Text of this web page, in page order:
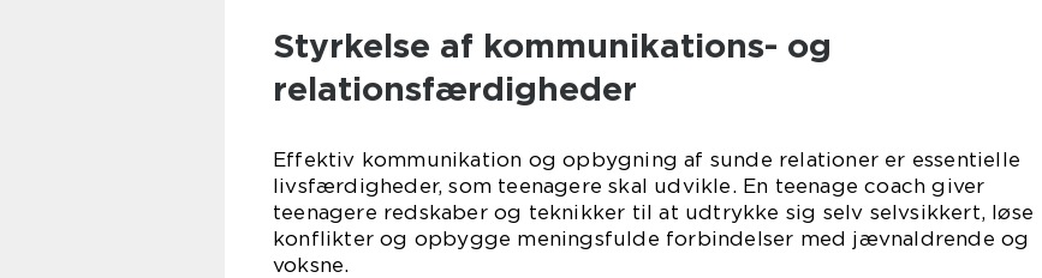
Styrkelse af kommunikations- og
relationsfærdigheder
Effektiv kommunikation og opbygning af sunde relationer er essentielle
livsfærdigheder, som teenagere skal udvikle. En teenage coach giver
teenagere redskaber og teknikker til at udtrykke sig selv selvsikkert, løse
konflikter og opbygge meningsfulde forbindelser med jævnaldrende og
voksne.